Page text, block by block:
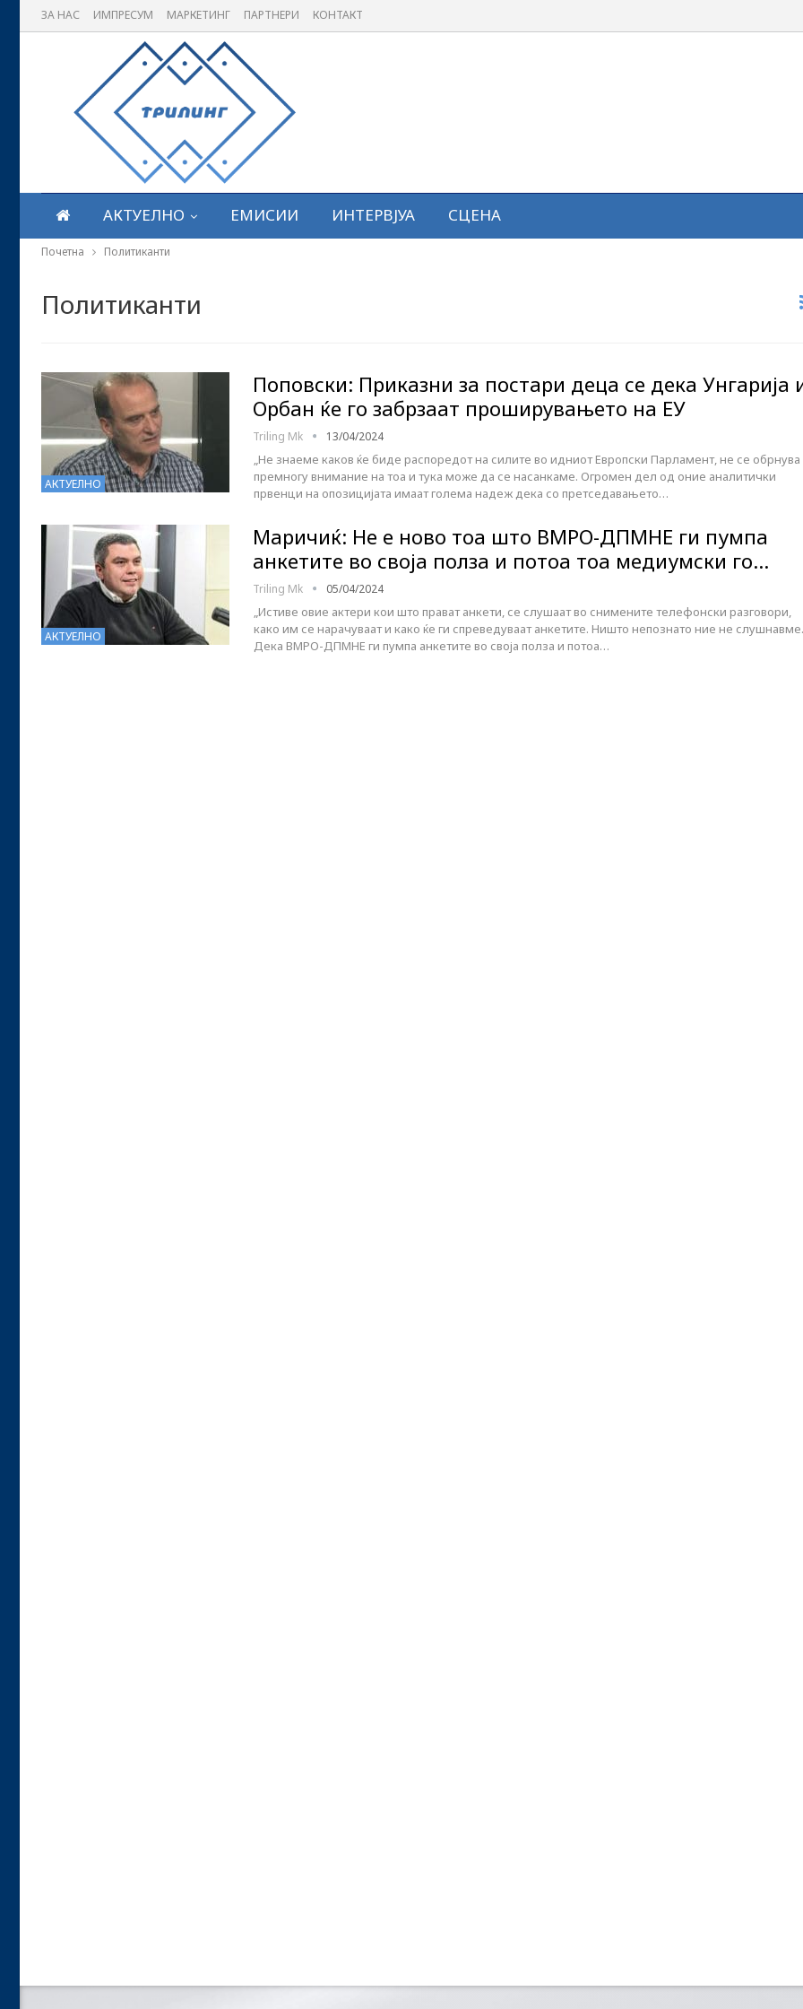
ЗА НАС ИМПРЕСУМ МАРКЕТИНГ ПАРТНЕРИ КОНТАКТ
АКТУЕЛНО ЕМИСИИ ИНТЕРВЈУА СЦЕНА
Почетна Политиканти
Политиканти
АКТУЕЛНО
Поповски: Приказни за постари деца се дека Унгарија
Орбан ќе го забрзаат проширувањето на ЕУ
Triling Mk 13/04/2024
„Не знаеме каков ќе биде распоредот на силите во идниот Европски Парламент, не се обрнува
премногу внимание на тоа и тука може да се насанкаме. Огромен дел од оние аналитички
првенци на опозицијата имаат голема надеж дека со претседавањето…
АКТУЕЛНО
Маричиќ: Не е ново тоа што ВМРО-ДПМНЕ ги пумпа
анкетите во своја полза и потоа тоа медиумски го…
Triling Mk 05/04/2024
„Истиве овие актери кои што прават анкети, се слушаат во снимените телефонски разговори,
како им се нарачуваат и како ќе ги спреведуваат анкетите. Ништо непознато ние не слушнавме.
Дека ВМРО-ДПМНЕ ги пумпа анкетите во своја полза и потоа…